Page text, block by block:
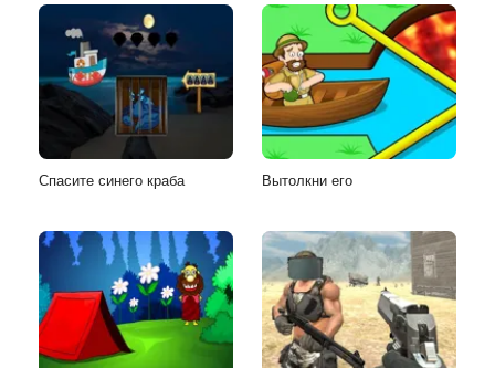
Спасите синего краба Вытолкни его